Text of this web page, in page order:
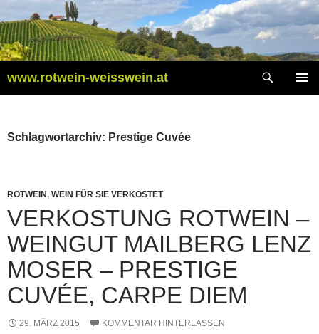
Inhalt
springen
www.rotwein-weisswein.at
Schlagwortarchiv: Prestige Cuvée
ROTWEIN , WEIN FÜR SIE VERKOSTET
VERKOSTUNG ROTWEIN –
WEINGUT MAILBERG LENZ
MOSER – PRESTIGE
CUVÉE, CARPE DIEM
29. MÄRZ 2015 KOMMENTAR HINTERLASSEN